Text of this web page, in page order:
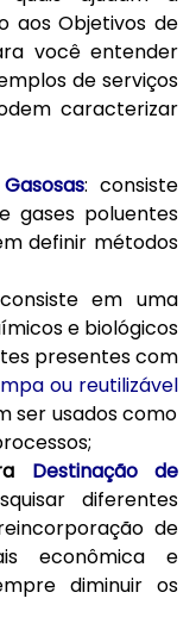
aos Objetivos de
você entender
de serviços
caracterizar
: consiste
gases poluentes
definir métodos
em uma
e biológicos
presentes com
ou reutilizável
ser usados como
Destinação de
diferentes
de
econômica e
diminuir os